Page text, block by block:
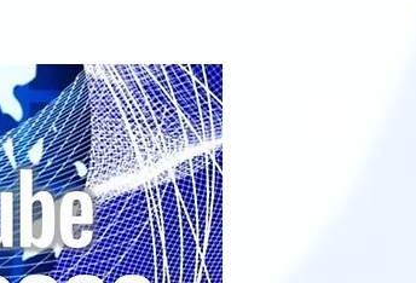
индивидуальные шторки у каждого
спального места. Они позволят
пассажирам закрыть свою полку во
время сна или отдыха, создав ощуще